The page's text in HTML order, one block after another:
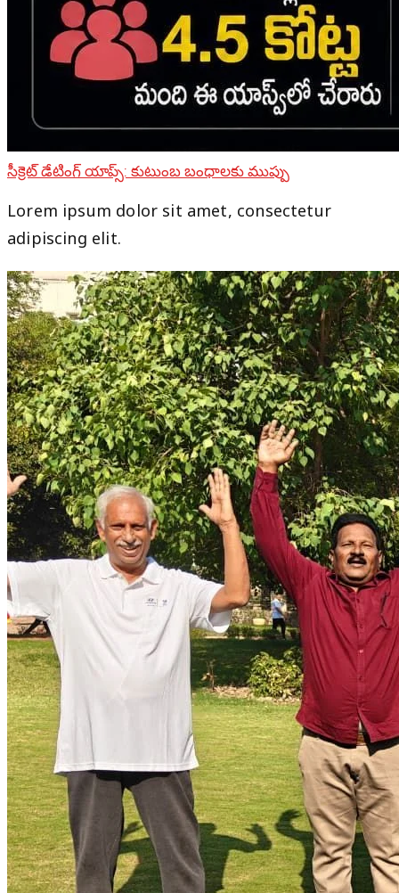
సీక్రెట్ డేటింగ్ యాప్స్: కుటుంబ బంధాలకు ముప్పు
Lorem ipsum dolor sit amet, consectetur
adipiscing elit.